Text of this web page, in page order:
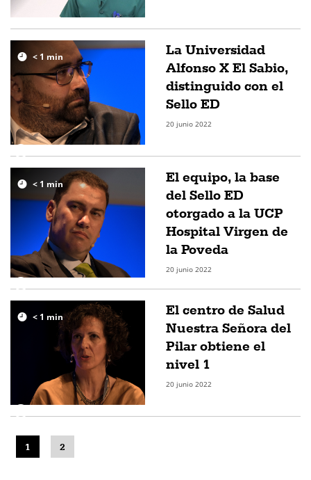
< 1 min
La Universidad
Alfonso X El Sabio,
distinguido con el
Sello ED
20 junio 2022
< 1 min
El equipo, la base
del Sello ED
otorgado a la UCP
Hospital Virgen de
la Poveda
20 junio 2022
< 1 min
El centro de Salud
Nuestra Señora del
Pilar obtiene el
nivel 1
20 junio 2022
1 2